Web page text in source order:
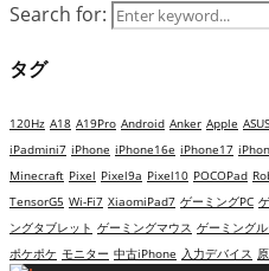
Search for:
タグ
120Hz A18 A19Pro Android Anker Apple ASUS
iPadmini7 iPhone iPhone16e iPhone17
Minecraft Pixel Pixel9a Pixel10 POCOPad
TensorG5 Wi-Fi7 XiaomiPad7 ゲーミングPC
ングタブレット ゲーミングマウス ゲーミング
ポケポケ モニター 中古iPhone 入力デバイス